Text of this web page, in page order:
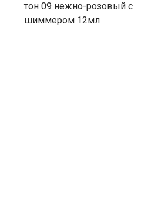
тон 09 нежно-розовый с
шиммером 12мл